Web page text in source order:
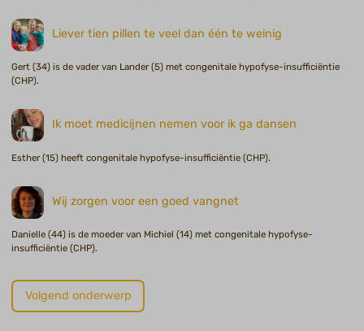
Liever tien pillen te veel dan één te weinig
Gert (34) is de vader van Lander (5) met congenitale hypofyse-insufficiëntie
(CHP).
Ik moet medicijnen nemen voor ik ga dansen
Esther (15) heeft congenitale hypofyse-insufficiëntie (CHP).
Wij zorgen voor een goed vangnet
Danielle (44) is de moeder van Michiel (14) met congenitale hypofyse-
insufficiëntie (CHP).
Volgend onderwerp